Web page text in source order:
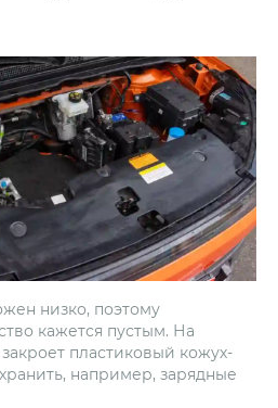
низко, поэтому
кажется пустым. На
пластиковый кожух-
например, зарядные